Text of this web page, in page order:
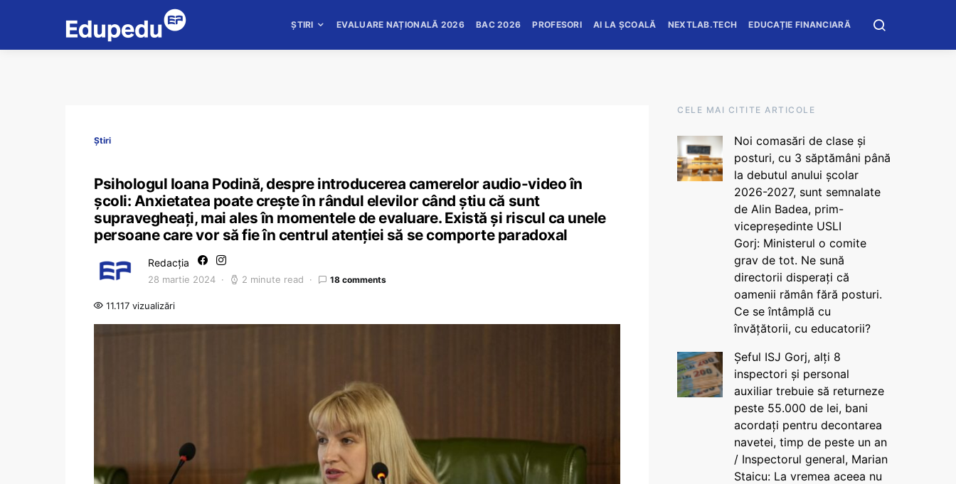
ȘTIRI EVALUARE NAȚIONALĂ 2026 BAC 2026 PROFESORI AI LA ȘCOALĂ NEXTLAB.TECH EDUCAȚIE FINANCIARĂ
Știri
Psihologul Ioana Podină, despre introducerea camerelor audio-video în
școli: Anxietatea poate crește în rândul elevilor când știu că sunt
supravegheați, mai ales în momentele de evaluare. Există și riscul ca unele
persoane care vor să fie în centrul atenției să se comporte paradoxal
Redacția
28 martie 2024 2 minute read 18 comments
11.117 vizualizări
CELE MAI CITITE ARTICOLE
Noi comasări de clase și
posturi, cu 3 săptămâni până
la debutul anului școlar
2026-2027, sunt semnalate
de Alin Badea, prim-
vicepreședinte USLI
Gorj: Ministerul o comite
grav de tot. Ne sună
directorii disperați că
oamenii rămân fără posturi.
Ce se întâmplă cu
învățătorii, cu educatorii?
Șeful ISJ Gorj, alți 8
inspectori și personal
auxiliar trebuie să returneze
peste 55.000 de lei, bani
acordați pentru decontarea
navetei, timp de peste un an
/ Inspectorul general, Marian
Staicu: La vremea aceea nu